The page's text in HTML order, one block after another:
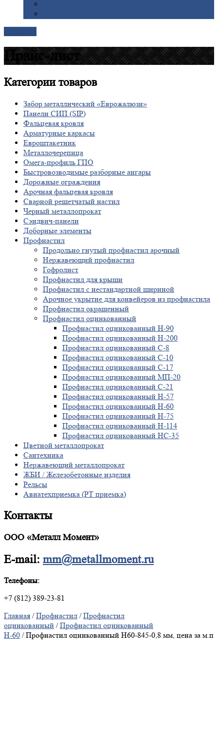
Прайс-лист
Категориитоваров
Забор металлический «Еврожалюзи»
Панели СИП (SIP)
Фальцевая кровля
Арматурные каркасы
Евроштакетник
Металлочерепица
Омега-профиль ГПО
Быстровозводимые разборные ангары
Дорожные ограждения
Арочная фальцевая кровля
Сварной решетчатый настил
Черный металлопрокат
Сэндвич-панели
Доборные элементы
Профнастил
Продольно гнутый профнастил арочный
Нержавеющий профнастил
Гофролист
Профнастил для крыши
Профнастил с нестандартной шириной
Арочное укрытие для конвейеров из профнастила
Профнастил окрашенный
Профнастил оцинкованный
Профнастил оцинкованный Н-90
Профнастил оцинкованный Н-200
Профнастил оцинкованный С-8
Профнастил оцинкованный С-10
Профнастил оцинкованный С-17
Профнастил оцинкованный МП-20
Профнастил оцинкованный С-21
Профнастил оцинкованный Н-57
Профнастил оцинкованный Н-60
Профнастил оцинкованный Н-75
Профнастил оцинкованный Н-114
Профнастил оцинкованный НС-35
Цветной металлопрокат
Сантехника
Нержавеющий металлопрокат
ЖБИ / Железобетонные изделия
Рельсы
Авиатехприемка (РТ приемка)
Контакты
ООО «Металл Момент»
E-mail: mm@metallmoment.ru
Телефоны:
+7 (812) 389-23-81
Главная /Профнастил /Профнастил
оцинкованный /Профнастил оцинкованный
Н-60 / Профнастил оцинкованный Н60-845-0,8 мм, цена за м.п